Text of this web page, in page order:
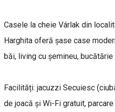
Casele la cheie Várlak din
Harghita oferă șase case
băi, living cu șemineu,
Facilități: jacuzzi Secuiesc
de joacă și Wi-Fi gratuit,